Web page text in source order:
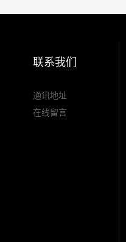
联系我们
通讯地址
在线留言